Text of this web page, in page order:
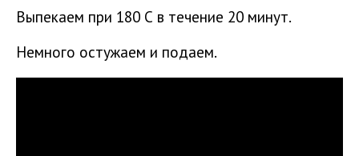
Выпекаем при 180 С в течение 20 минут.
Немного остужаем и подаем.